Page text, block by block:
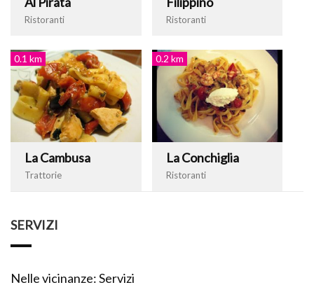
Ristoranti Ristoranti
0.1 km
La Cambusa
Trattorie
0.2 km
La Conchiglia
Ristoranti
SERVIZI
Nelle vicinanze: Servizi